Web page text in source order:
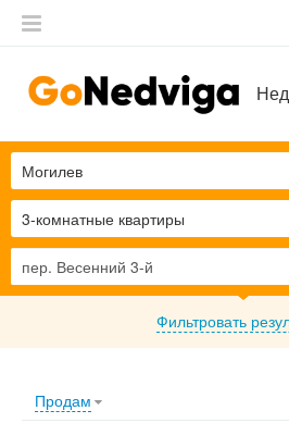
3-комнатные квартиры
Могилев
Фильтровать
Продам